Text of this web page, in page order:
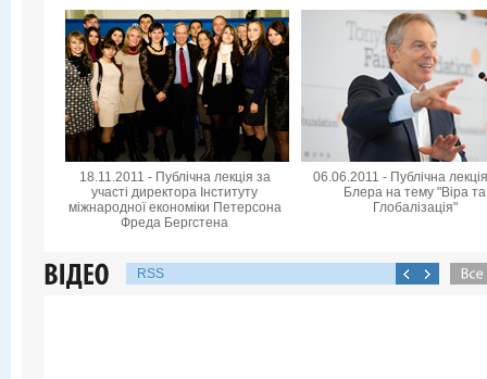
18.11.2011 - Публічна лекція за
участі директора Інституту
міжнародної економіки Петерсона
Фреда Бергстена
06.06.2011 - Публічна
Блера на тему "Віра та
Глобалізація"
RSS